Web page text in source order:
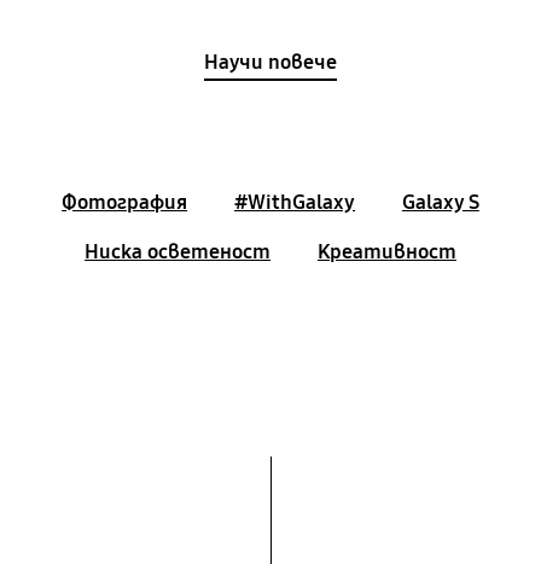
Научи повече
Фотография #WithGalaxy
Galaxy S
Ниска осветеност
Креативност